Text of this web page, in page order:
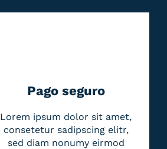
Pago seguro
Lorem ipsum dolor sit amet,
consetetur sadipscing elitr,
sed diam nonumy eirmod